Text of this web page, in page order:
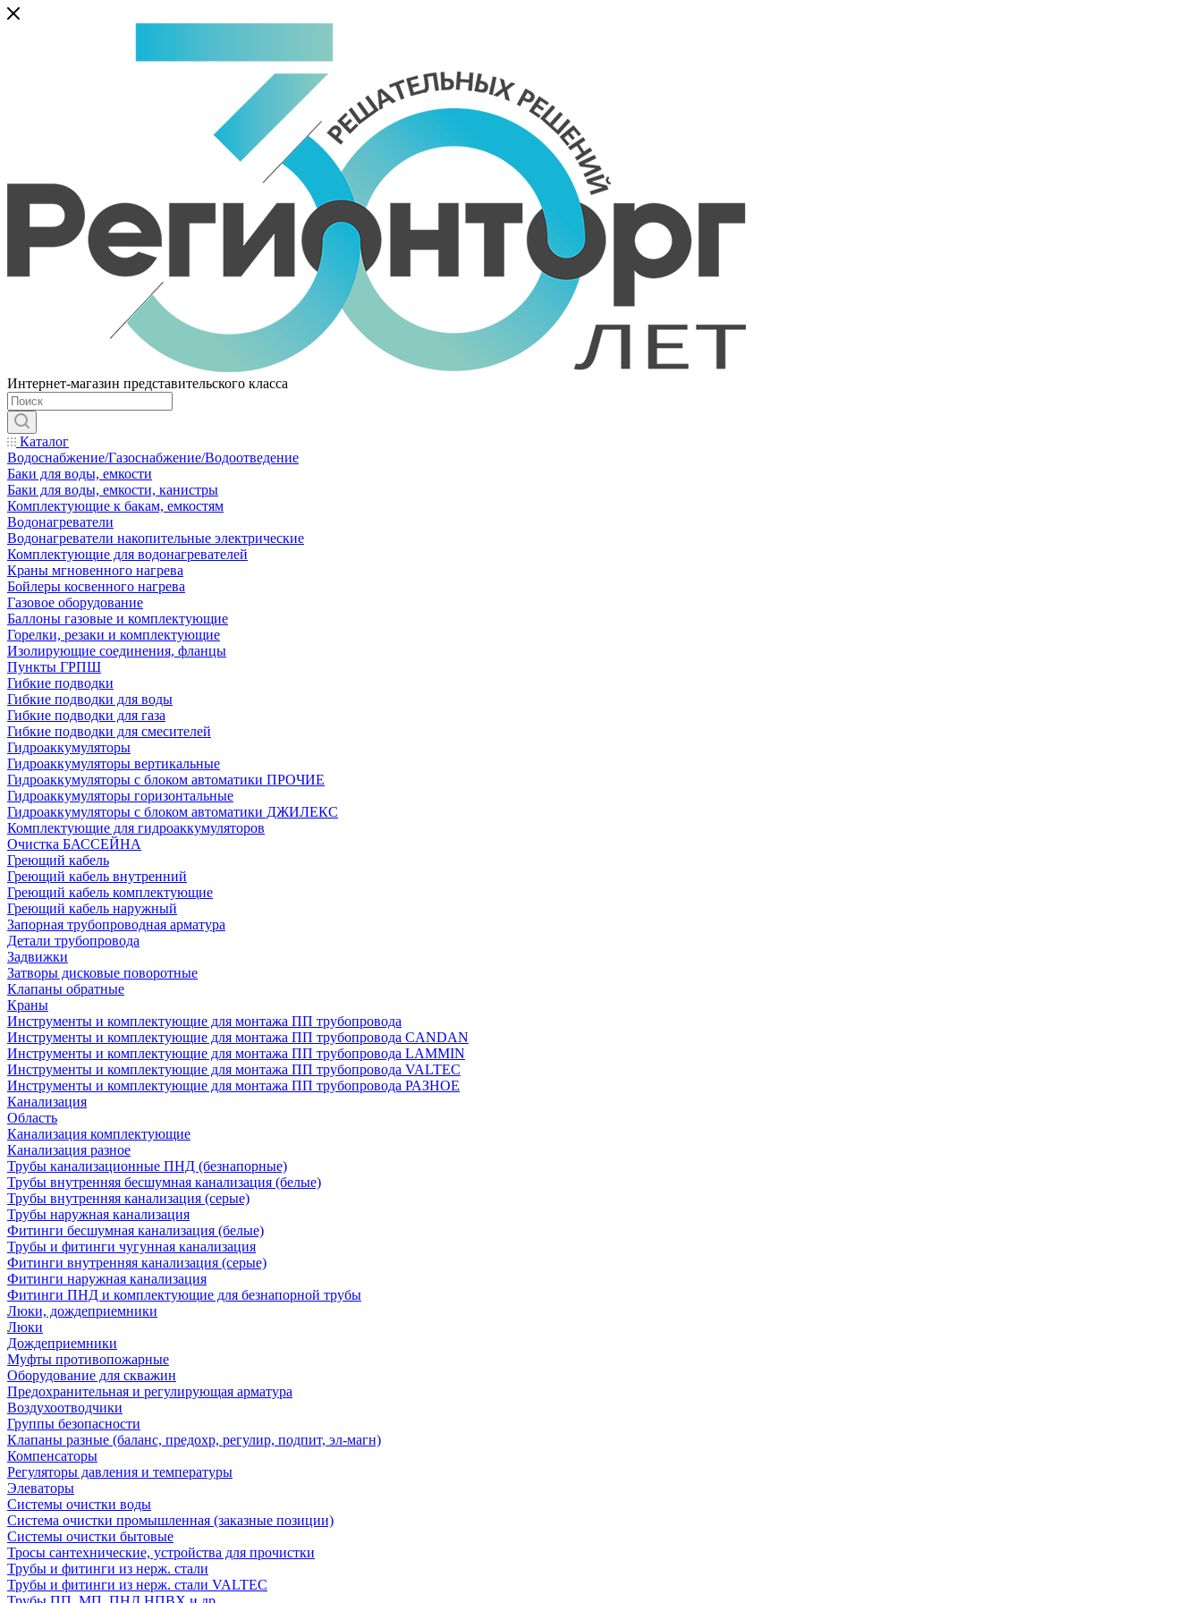
Интернет-магазин представительского класса
Каталог
Водоснабжение/Газоснабжение/Водоотведение
Баки для воды, емкости
Баки для воды, емкости, канистры
Комплектующие к бакам, емкостям
Водонагреватели
Водонагреватели накопительные электрические
Комплектующие для водонагревателей
Краны мгновенного нагрева
Бойлеры косвенного нагрева
Газовое оборудование
Баллоны газовые и комплектующие
Горелки, резаки и комплектующие
Изолирующие соединения, фланцы
Пункты ГРПШ
Гибкие подводки
Гибкие подводки для воды
Гибкие подводки для газа
Гибкие подводки для смесителей
Гидроаккумуляторы
Гидроаккумуляторы вертикальные
Гидроаккумуляторы с блоком автоматики ПРОЧИЕ
Гидроаккумуляторы горизонтальные
Гидроаккумуляторы с блоком автоматики ДЖИЛЕКС
Комплектующие для гидроаккумуляторов
Очистка БАССЕЙНА
Греющий кабель
Греющий кабель внутренний
Греющий кабель комплектующие
Греющий кабель наружный
Запорная трубопроводная арматура
Детали трубопровода
Задвижки
Затворы дисковые поворотные
Клапаны обратные
Краны
Инструменты и комплектующие для монтажа ПП трубопровода
Инструменты и комплектующие для монтажа ПП трубопровода CANDAN
Инструменты и комплектующие для монтажа ПП трубопровода LAMMIN
Инструменты и комплектующие для монтажа ПП трубопровода VALTEC
Инструменты и комплектующие для монтажа ПП трубопровода РАЗНОЕ
Канализация
Область
Канализация комплектующие
Канализация разное
Трубы канализационные ПНД (безнапорные)
Трубы внутренняя бесшумная канализация (белые)
Трубы внутренняя канализация (серые)
Трубы наружная канализация
Фитинги бесшумная канализация (белые)
Трубы и фитинги чугунная канализация
Фитинги внутренняя канализация (серые)
Фитинги наружная канализация
Фитинги ПНД и комплектующие для безнапорной трубы
Люки, дождеприемники
Люки
Дождеприемники
Муфты противопожарные
Оборудование для скважин
Предохранительная и регулирующая арматура
Воздухоотводчики
Группы безопасности
Клапаны разные (баланс, предохр, регулир, подпит, эл-магн)
Компенсаторы
Регуляторы давления и температуры
Элеваторы
Системы очистки воды
Система очистки промышленная (заказные позиции)
Системы очистки бытовые
Тросы сантехнические, устройства для прочистки
Трубы и фитинги из нерж. стали
Трубы и фитинги из нерж. стали VALTEC